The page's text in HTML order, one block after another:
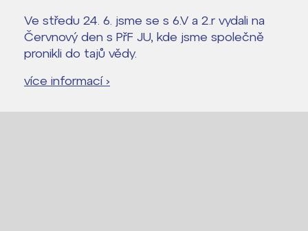
Ve středu 24. 6. jsme se s 6.V a 2.r vydali na
Červnový den s PřF JU, kde jsme společně
pronikli do tajů vědy.
více informací ›